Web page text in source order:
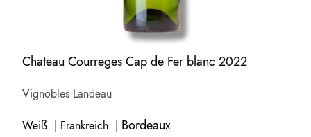
Chateau Courreges Cap de Fer blanc 2022
Vignobles Landeau
Weiß | Frankreich | Bordeaux